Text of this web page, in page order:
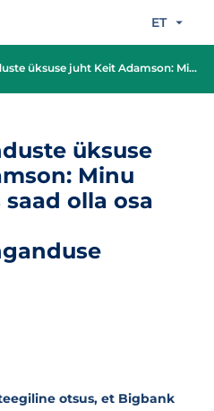
ET
Minu meeskonnas saad olla osa Bigbanki igapäevapanganduse teekonnast!
üksuse
Minu
olla osa
otsus, et Bigbank